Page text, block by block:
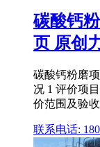
碳酸钙
页 原创
碳酸钙粉磨
况 1 评价项
价范围及验
联系电话: 180